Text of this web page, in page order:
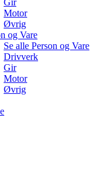
Motor
Øvrig
og Vare
Se alle Person og Vare
Drivverk
Gir
Motor
Øvrig